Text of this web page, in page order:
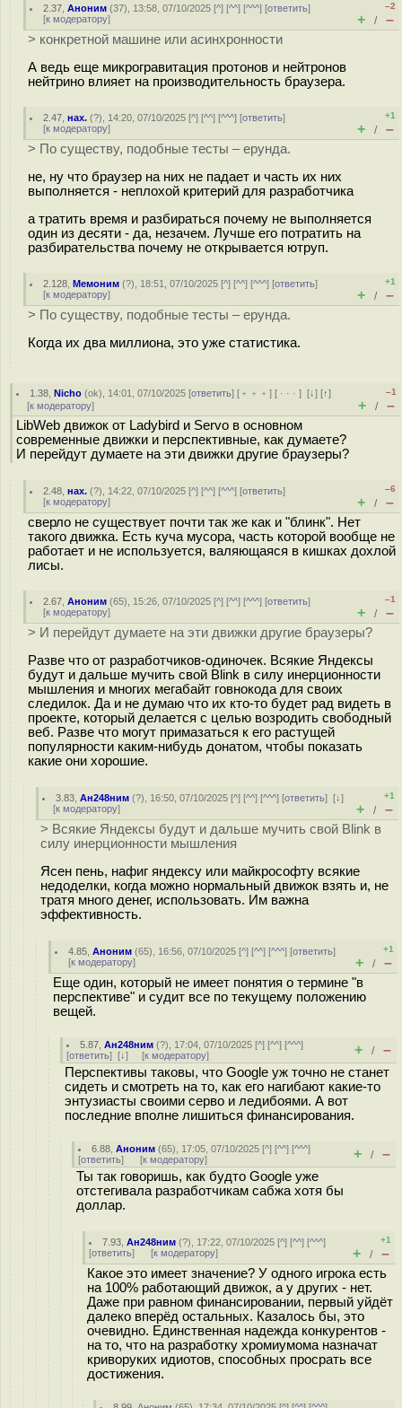
2.37 ,Аноним (37), 13:58, 07/10/2025 [^] [^^] [^^^] [ответить]
[к модератору]
–2
+ / –
> конкретной машине или асинхронности
А ведь еще микрогравитация протонов и нейтронов
нейтрино влияет на производительность браузера.
2.47 ,нах. (?), 14:20, 07/10/2025 [^] [^^] [^^^] [ответить]
[к модератору]
+1
+ / –
> По существу, подобные тесты – ерунда.
не, ну что браузер на них не падает и часть их них
выполняется - неплохой критерий для разработчика
а тратить время и разбираться почему не выполняется
один из десяти - да, незачем. Лучше его потратить на
разбирательства почему не открывается ютруп.
2.128 ,Мемоним (?), 18:51, 07/10/2025 [^] [^^] [^^^] [ответить]
[к модератору]
+1
+ / –
> По существу, подобные тесты – ерунда.
Когда их два миллиона, это уже статистика.
1.38 ,Nicho (ok), 14:01, 07/10/2025 [ответить] [ ﹢﹢﹢] [ · · ·][↓] [↑]
[к модератору]
–1
+ / –
LibWeb движок от Ladybird и Servo в основном
современные движки и перспективные, как думаете?
И перейдут думаете на эти движки другие браузеры?
2.48 ,нах. (?), 14:22, 07/10/2025 [^] [^^] [^^^] [ответить]
[к модератору]
–6
+ / –
сверло не существует почти так же как и "блинк". Нет
такого движка. Есть куча мусора, часть которой вообще не
работает и не используется, валяющаяся в кишках дохлой
лисы.
2.67 ,Аноним (65), 15:26, 07/10/2025 [^] [^^] [^^^] [ответить]
[к модератору]
–1
+ / –
> И перейдут думаете на эти движки другие браузеры?
Разве что от разработчиков-одиночек. Всякие Яндексы
будут и дальше мучить свой Blink в силу инерционности
мышления и многих мегабайт гoвнoкода для своих
следилок. Да и не думаю что их кто-то будет рад видеть в
проекте, который делается с целью возродить свободный
веб. Разве что могут примазаться к его растущей
популярности каким-нибудь донатом, чтобы показать
какие они хорошие.
3.83 ,Ан248ним (?), 16:50, 07/10/2025 [^] [^^] [^^^] [ответить][↓]
[к модератору]
+1
+ / –
> Всякие Яндексы будут и дальше мучить свой Blink в
силу инерционности мышления
Ясен пень, нафиг яндексу или майкрософту всякие
недоделки, когда можно нормальный движок взять и, не
тратя много денег, использовать. Им важна
эффективность.
4.85 ,Аноним (65), 16:56, 07/10/2025 [^] [^^] [^^^] [ответить]
[к модератору]
+1
+ / –
Еще один, который не имеет понятия о термине "в
перспективе" и судит все по текущему положению
вещей.
5.87 ,Ан248ним (?), 17:04, 07/10/2025 [^] [^^] [^^^]
[ответить] [↓] [к модератору] + / –
Перспективы таковы, что Google уж точно не станет
сидеть и смотреть на то, как его нагибают какие-то
энтузиасты своими серво и ледибоями. А вот
последние вполне лишиться финансирования.
6.88 ,Аноним (65), 17:05, 07/10/2025 [^] [^^] [^^^]
[ответить] [к модератору] + / –
Ты так говоришь, как будто Google уже
отстегивала разработчикам сабжа хотя бы
доллар.
7.93 ,Ан248ним (?), 17:22, 07/10/2025 [^] [^^] [^^^]
[ответить] [к модератору]
+1
+ / –
Какое это имеет значение? У одного игрока есть
на 100% работающий движок, а у других - нет.
Даже при равном финансировании, первый уйдёт
далеко вперёд остальных. Казалось бы, это
очевидно. Единственная надежда конкурентов -
на то, что на разработку хромиумома назначат
криворуких идиотов, способных просрать все
достижения.